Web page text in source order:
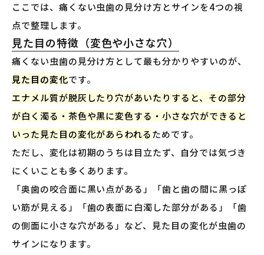
ここでは、痛くない虫歯の見分け方とサインを4つの視
点で整理します。
見た目の特徴（変色や小さな穴）
痛くない虫歯の見分け方として最も分かりやすいのが、
見た目の変化です。
エナメル質が脱灰したり穴があいたりすると、その部分
が白く濁る・茶色や黒に変色する・小さな穴ができると
いった見た目の変化があらわれるためです。
ただし、変化は初期のうちは目立たず、自分では気づき
にくいことも多くあります。
「奥歯の咬合面に黒い点がある」「歯と歯の間に黒っぽ
い筋が見える」「歯の表面に白濁した部分がある」「歯
の側面に小さな穴がある」など、見た目の変化が虫歯の
サインになります。